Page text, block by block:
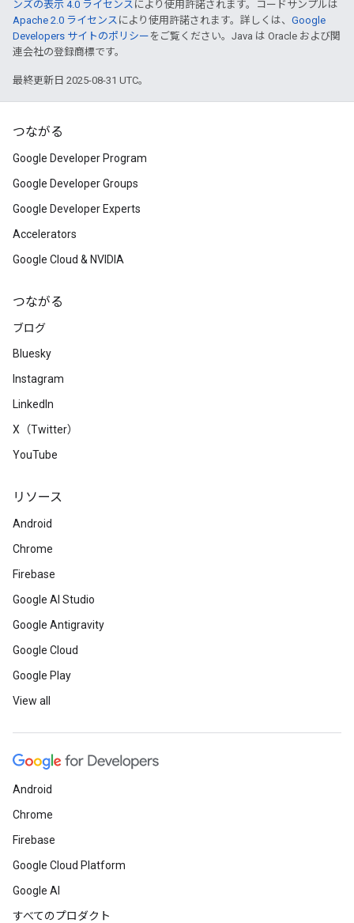
ンズの表示 4.0 ライセンス により使用許諾されます。コードサンプルは
Apache 2.0 ライセンス により使用許諾されます。詳しくは、 Google
Developers サイトのポリシー をご覧ください。Java は Oracle および関
連会社の登録商標です。
最終更新日 2025-08-31 UTC。
つながる
Google Developer Program
Google Developer Groups
Google Developer Experts
Accelerators
Google Cloud & NVIDIA
つながる
ブログ
Bluesky
Instagram
LinkedIn
X（Twitter）
YouTube
リソース
Android
Chrome
Firebase
Google AI Studio
Google Antigravity
Google Cloud
Google Play
View all
Android
Chrome
Firebase
Google Cloud Platform
Google AI
すべてのプロダクト